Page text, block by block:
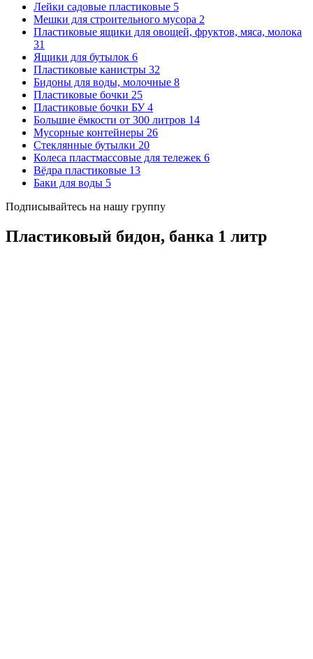
Лейки садовые пластиковые 5
Мешки для строительного мусора 2
Пластиковые ящики для овощей, фруктов, мяса, молока
31
Ящики для бутылок 6
Пластиковые канистры 32
Бидоны для воды, молочные 8
Пластиковые бочки 25
Пластиковые бочки БУ4
Большие ёмкости от 300 литров 14
Мусорные контейнеры 26
Стеклянные бутылки 20
Колеса пластмассовые для тележек 6
Вёдра пластиковые 13
Баки для воды 5
Подписывайтесь на нашу группу
Пластиковый бидон, банка 1 литр